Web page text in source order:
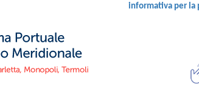
informativa per la